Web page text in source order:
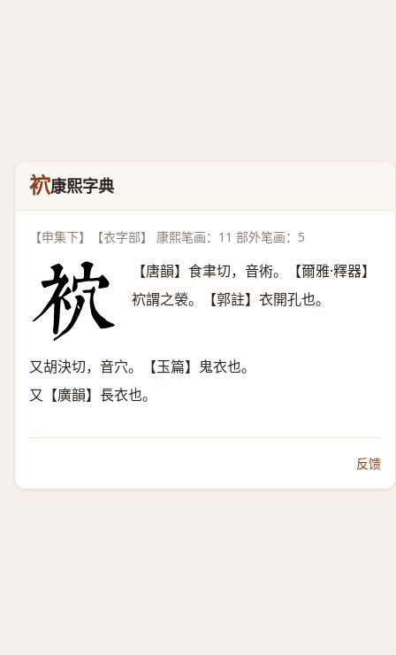
袕康熙字典
【申集下】【衣字部】 康熙笔画：11 部外笔画：5
【唐韻】食聿切，音術。【爾雅·釋器】
袕謂之褮。【郭註】衣開孔也。
又胡決切，音穴。【玉篇】鬼衣也。
又【廣韻】長衣也。
反馈